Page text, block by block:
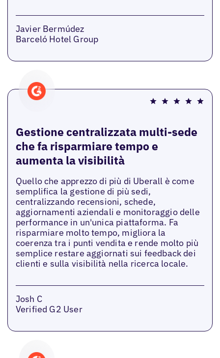
Javier Bermúdez
Barceló Hotel Group
Gestione centralizzata multi-sede
che fa risparmiare tempo e
aumenta la visibilità
Quello che apprezzo di più di Uberall è come
semplifica la gestione di più sedi,
centralizzando recensioni, schede,
aggiornamenti aziendali e monitoraggio delle
performance in un'unica piattaforma. Fa
risparmiare molto tempo, migliora la
coerenza tra i punti vendita e rende molto più
semplice restare aggiornati sui feedback dei
clienti e sulla visibilità nella ricerca locale.
Josh C
Verified G2 User